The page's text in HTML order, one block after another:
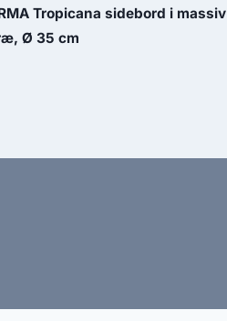
Tropicana sidebord i massiv
Ø 35 cm